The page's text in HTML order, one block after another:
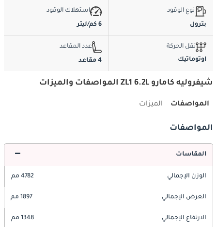
نوع الوقود
بترول
استهلاك الوقود
6 كم/ليتر
نقل الحركة
اوتوماتيك
عدد المقاعد
4 مقاعد
شيفروليه كامارو ZL1 6.2L المواصفات والميزات
المواصفات الميزات
المواصفات
المقاسات
الوزن الإجمالي 4782 مم
العرض الإجمالي 1897 مم
الارتفاع الإجمالي 1348 مم